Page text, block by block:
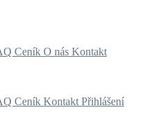
Ceník O nás Kontakt
Ceník Kontakt Přihlášení